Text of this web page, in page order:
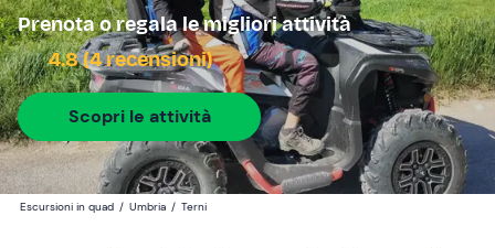
Prenota o regala le migliori attività
4.8 (4 recensioni)
Scopri le attività
Escursioni in quad / Umbria / Terni